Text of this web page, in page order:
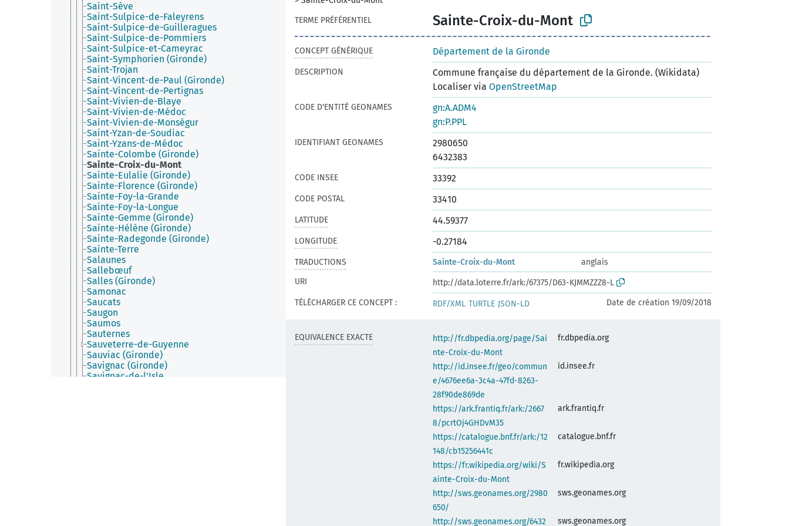
Saint-Sève
Saint-Sulpice-de-Faleyrens
Saint-Sulpice-de-Guilleragues
Saint-Sulpice-de-Pommiers
Saint-Sulpice-et-Cameyrac
Saint-Symphorien (Gironde)
Saint-Trojan
Saint-Vincent-de-Paul (Gironde)
Saint-Vincent-de-Pertignas
Saint-Vivien-de-Blaye
Saint-Vivien-de-Médoc
Saint-Vivien-de-Monségur
Saint-Yzan-de-Soudiac
Saint-Yzans-de-Médoc
Sainte-Colombe (Gironde)
Sainte-Croix-du-Mont
Sainte-Eulalie (Gironde)
Sainte-Florence (Gironde)
Sainte-Foy-la-Grande
Sainte-Foy-la-Longue
Sainte-Gemme (Gironde)
Sainte-Hélène (Gironde)
Sainte-Radegonde (Gironde)
Sainte-Terre
Salaunes
Sallebœuf
Salles (Gironde)
Samonac
Saucats
Saugon
Saumos
Sauternes
Sauveterre-de-Guyenne
Sauviac (Gironde)
Savignac (Gironde)
Savignac-de-l'Isle
TERME PRÉFÉRENTIEL
Sainte-Croix-du-Mont
CONCEPT GÉNÉRIQUE Département de la Gironde
DESCRIPTION
Commune française du département de la Gironde. (Wikidata)
Localiser via OpenStreetMap
CODE D'ENTITÉ GEONAMES
gn:A.ADM4
gn:P.PPL
IDENTIFIANT GEONAMES
2980650
6432383
CODE INSEE 33392
CODE POSTAL 33410
LATITUDE 44.59377
LONGITUDE -0.27184
TRADUCTIONS Sainte-Croix-du-Mont
anglais
URI
http://data.loterre.fr/ark:/67375/D63-KJMMZZZ8-L
TÉLÉCHARGER CE CONCEPT :
RDF/XML TURTLE JSON-LD Date de création 19/09/2018
EQUIVALENCE EXACTE
http://fr.dbpedia.org/page/Sai
nte-Croix-du-Mont
fr.dbpedia.org
http://id.insee.fr/geo/commun
e/4676ee6a-3c4a-47fd-8263-
28f90de869de
id.insee.fr
https://ark.frantiq.fr/ark:/2667
8/pcrtOj4GHDvM35
ark.frantiq.fr
https://catalogue.bnf.fr/ark:/12
148/cb15256441c
catalogue.bnf.fr
https://fr.wikipedia.org/wiki/S
ainte-Croix-du-Mont
fr.wikipedia.org
http://sws.geonames.org/2980
650/
sws.geonames.org
http://sws.geonames.org/6432 sws.geonames.org